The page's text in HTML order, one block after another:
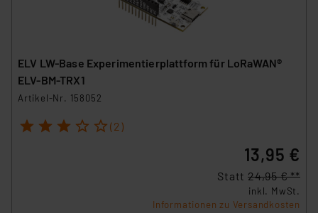
ELV LW-Base Experimentierplattform für LoRaWAN®
ELV-BM-TRX1
Artikel-Nr. 158052
1 2 3 4 5 (2)
13,95 €
Statt 24,95 € **
inkl. MwSt.
Informationen zu Versandkosten